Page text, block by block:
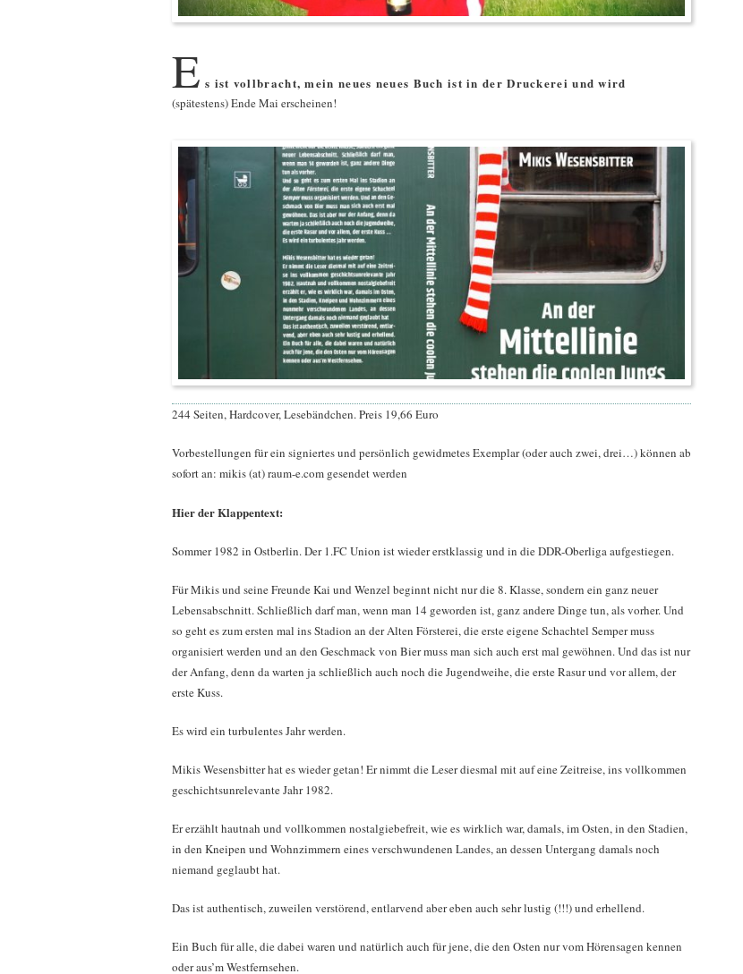
E s ist vollbracht, mein neues neues Buch ist in der Druckerei und wird
(spätestens) Ende Mai erscheinen!
244 Seiten, Hardcover, Lesebändchen. Preis 19,66 Euro
Vorbestellungen für ein signiertes und persönlich gewidmetes Exemplar (oder auch zwei, drei…) können ab
sofort an: mikis (at) raum-e.com gesendet werden
Hier der Klappentext:
Sommer 1982 in Ostberlin. Der 1.FC Union ist wieder erstklassig und in die DDR-Oberliga aufgestiegen.
Für Mikis und seine Freunde Kai und Wenzel beginnt nicht nur die 8. Klasse, sondern ein ganz neuer
Lebensabschnitt. Schließlich darf man, wenn man 14 geworden ist, ganz andere Dinge tun, als vorher. Und
so geht es zum ersten mal ins Stadion an der Alten Försterei, die erste eigene Schachtel Semper muss
organisiert werden und an den Geschmack von Bier muss man sich auch erst mal gewöhnen. Und das ist nur
der Anfang, denn da warten ja schließlich auch noch die Jugendweihe, die erste Rasur und vor allem, der
erste Kuss.
Es wird ein turbulentes Jahr werden.
Mikis Wesensbitter hat es wieder getan! Er nimmt die Leser diesmal mit auf eine Zeitreise, ins vollkommen
geschichtsunrelevante Jahr 1982.
Er erzählt hautnah und vollkommen nostalgiebefreit, wie es wirklich war, damals, im Osten, in den Stadien,
in den Kneipen und Wohnzimmern eines verschwundenen Landes, an dessen Untergang damals noch
niemand geglaubt hat.
Das ist authentisch, zuweilen verstörend, entlarvend aber eben auch sehr lustig (!!!) und erhellend.
Ein Buch für alle, die dabei waren und natürlich auch für jene, die den Osten nur vom Hörensagen kennen
oder aus’m Westfernsehen.